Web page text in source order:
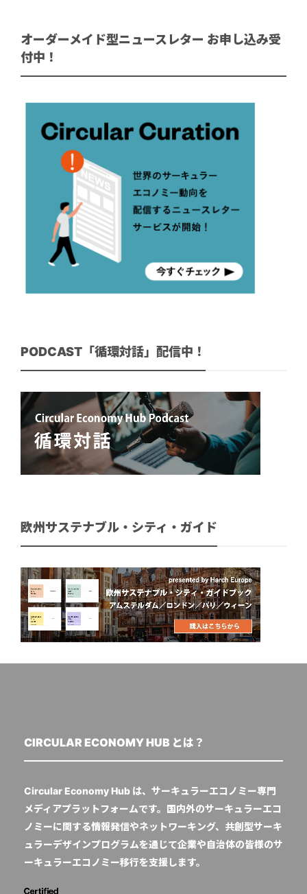
オーダーメイド型ニュースレター お申し込み受
付中！
PODCAST「循環対話」配信中！
欧州サステナブル・シティ・ガイド
CIRCULAR ECONOMY HUB とは？
Circular Economy Hub は、サーキュラーエコノミー専門
メディアプラットフォームです。国内外のサーキュラーエコ
ノミーに関する情報発信やネットワーキング、共創型サーキ
ュラーデザインプログラムを通じて企業や自治体の皆様のサ
ーキュラーエコノミー移行を支援します。